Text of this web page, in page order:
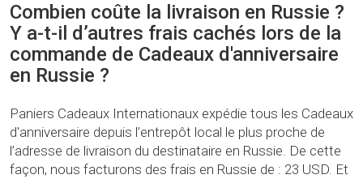
Combien coûte la livraison en Russie ?
Y a-t-il d’autres frais cachés lors de la
commande de Cadeaux d'anniversaire
en Russie ?
Paniers Cadeaux Internationaux expédie tous les Cadeaux
d'anniversaire depuis l’entrepôt local le plus proche de
l’adresse de livraison du destinataire en Russie. De cette
façon, nous facturons des frais en Russie de : 23 USD. Et